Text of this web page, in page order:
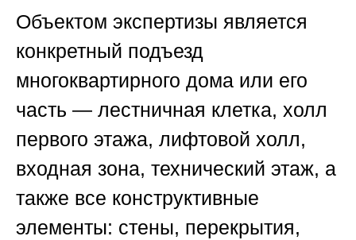
Объектом экспертизы является
конкретный подъезд
многоквартирного дома или его
часть — лестничная клетка, холл
первого этажа, лифтовой холл,
входная зона, технический этаж, а
также все конструктивные
элементы: стены, перекрытия,